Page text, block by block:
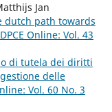
Jan
dutch path towards
DPCE Online: Vol. 43
di tutela dei diritti
delle
Vol. 60 No. 3